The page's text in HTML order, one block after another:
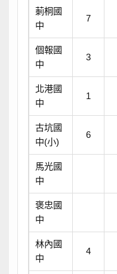
莿桐國
中
7
個報國
中
3
北港國
中
1
古坑國
中(小)
6
馬光國
中
褒忠國
中
林內國
中
4